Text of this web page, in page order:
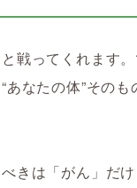
戦ってくれます
あなたの体”その
きは「がん」だけ